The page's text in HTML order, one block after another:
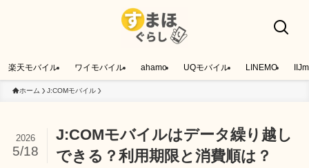
楽天モバイル ワイモバイル ahamo UQモバイル LINEMO
ホーム J:COMモバイル
J:COMモバイルはデータ繰り越し
できる？利用期限と消費順は？
2026
5/18